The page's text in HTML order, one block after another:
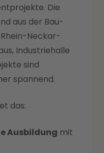
Die
aus der Bau-
Neckar-
Industriehalle
sind
spannend.
das:
Ausbildung mit